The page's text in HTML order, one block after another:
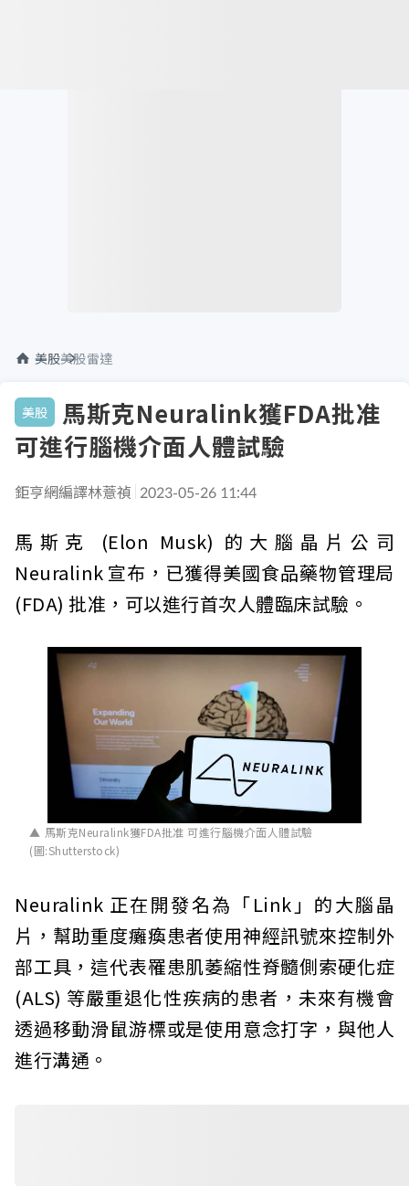
美股美股雷達
美股
馬斯克Neuralink獲FDA批准
可進行腦機介面人體試驗
鉅亨網編譯林薏禎 2023-05-26 11:44
馬斯克 (Elon Musk) 的大腦晶片公司
Neuralink 宣布，已獲得美國食品藥物管理局
(FDA) 批准，可以進行首次人體臨床試驗。
馬斯克Neuralink獲FDA批准 可進行腦機介面人體試驗
(圖:Shutterstock)
Neuralink 正在開發名為「Link」的大腦晶
片，幫助重度癱瘓患者使用神經訊號來控制外
部工具，這代表罹患肌萎縮性脊髓側索硬化症
(ALS) 等嚴重退化性疾病的患者，未來有機會
透過移動滑鼠游標或是使用意念打字，與他人
進行溝通。